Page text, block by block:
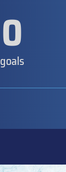
0
goals